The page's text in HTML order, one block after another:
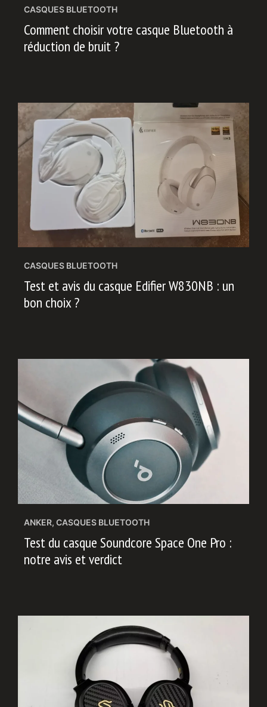
CASQUES BLUETOOTH
Comment choisir votre casque Bluetooth à
réduction de bruit ?
CASQUES BLUETOOTH
Test et avis du casque Edifier W830NB : un
bon choix ?
ANKER, CASQUES BLUETOOTH
Test du casque Soundcore Space One Pro :
notre avis et verdict